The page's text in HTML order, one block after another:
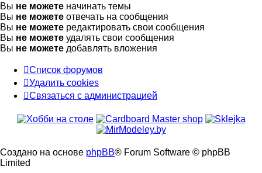
Вы не можете начинать темы
Вы не можете отвечать на сообщения
Вы не можете редактировать свои сообщения
Вы не можете удалять свои сообщения
Вы не можете добавлять вложения
Список форумов
Удалить cookies
Связаться
администрацией
Связаться с администрацией
Создано на основе phpBB® Forum Software © phpBB
Limited